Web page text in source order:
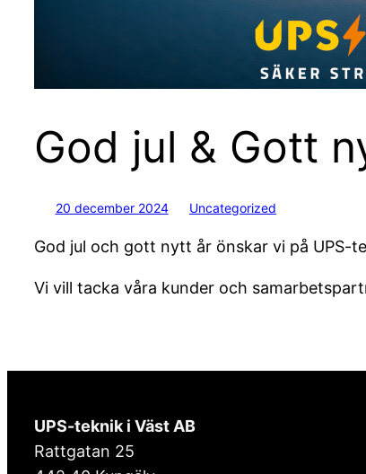
God jul & Gott
20 december 2024 Uncategorized
God jul och gott nytt år önskar vi på UPS-
Vi vill tacka våra kunder och
UPS-teknik i Väst AB
Rattgatan 25